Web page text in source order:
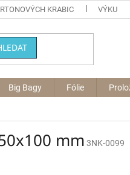
KRABIC VÝKUP
Big Bagy Fólie
mm 3NK-0099